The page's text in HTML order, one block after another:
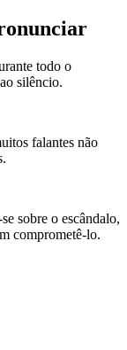
todo o
silêncio.
falantes não
sobre o escândalo,
comprometê-lo.